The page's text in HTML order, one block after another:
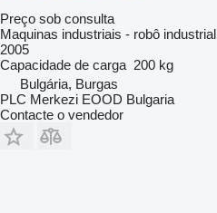
Preço sob consulta
Maquinas industriais - robô industrial
2005
Capacidade de carga 200 kg
Bulgária, Burgas
PLC Merkezi EOOD Bulgaria
Contacte o vendedor